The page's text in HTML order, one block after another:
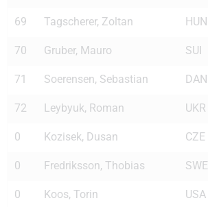
69 Tagscherer, Zoltan HUN
70 Gruber, Mauro SUI
71 Soerensen, Sebastian DAN
72 Leybyuk, Roman UKR
0 Kozisek, Dusan CZE
0 Fredriksson, Thobias SWE
0 Koos, Torin USA